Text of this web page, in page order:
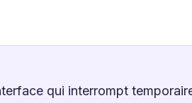
qui interrompt